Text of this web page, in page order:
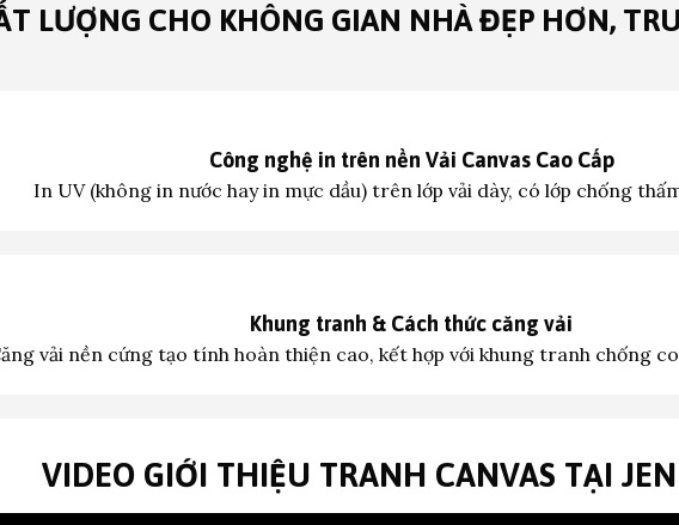
LƯỢNG CHO KHÔNG GIAN NHÀ ĐẸP HƠN,
Công nghệ in trên nền Vải Canvas Cao Cấp
In UV (không in nước hay in mực dầu) trên lớp vải dày, có lớp chống
Khung tranh & Cách thức căng vải
vải nền cứng tạo tính hoàn thiện cao, kết hợp với khung tranh chống
VIDEO GIỚI THIỆU TRANH CANVAS TẠI